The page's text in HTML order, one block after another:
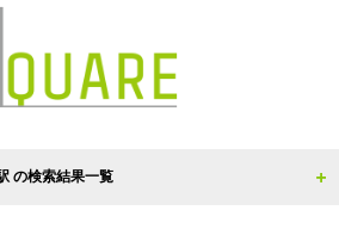
の検索結果一覧